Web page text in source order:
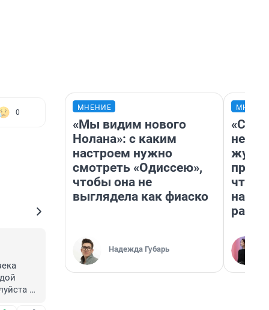
0
МНЕНИЕ
«Мы видим нового
Нолана»: с каким
настроем нужно
смотреть «Одиссею»,
чтобы она не
выглядела как фиаско
Надежда Губарь
на
ради